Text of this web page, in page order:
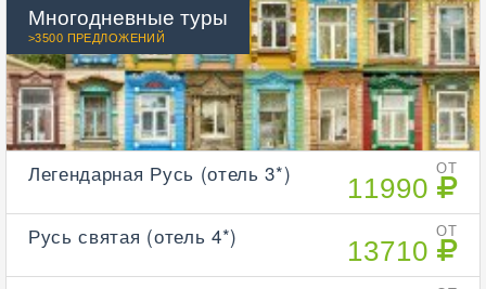
Многодневные туры
>3500 ПРЕДЛОЖЕНИЙ
ОТ
11990
Легендарная Русь (отель 3*)
ОТ
13710
Русь святая (отель 4*)